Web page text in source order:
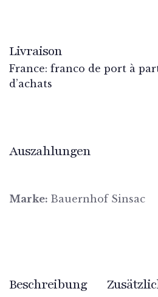
Livraison
France: franco de port à
d’achats
Auszahlungen
Marke: Bauernhof Sinsac
Beschreibung